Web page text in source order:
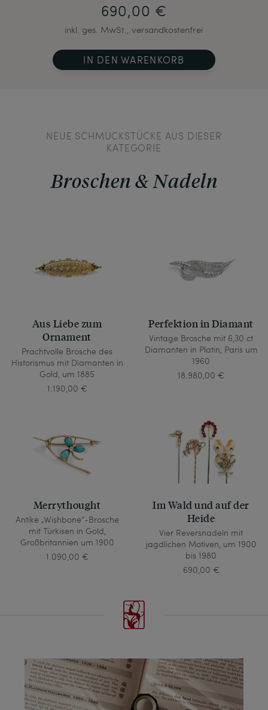
690,00 €
inkl. ges. MwSt., versandkostenfrei
IN DEN WARENKORB
NEUE SCHMUCKSTÜCKE AUS DIESER
KATEGORIE
Broschen & Nadeln
Aus Liebe zum
Ornament
Prachtvolle Brosche des
Historismus mit Diamanten in
Gold, um 1885
1.190,00 €
Perfektion in Diamant
Vintage Brosche mit 6,30 ct
Diamanten in Platin, Paris um
1960
18.980,00 €
Merrythought
Antike „Wishbone“-Brosche
mit Türkisen in Gold,
Großbritannien um 1900
1.090,00 €
Im Wald und auf der
Heide
Vier Reversnadeln mit
jagdlichen Motiven, um 1900
bis 1980
690,00 €